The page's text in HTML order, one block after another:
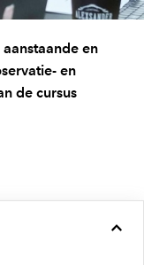
en
en
de cursus